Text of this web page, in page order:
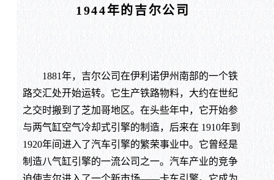
1944年的吉尔公司
1881年，吉尔公司在伊利诺伊州南部的一个铁
路交汇处开始运转。它生产铁路物料，大约在世纪
之交时搬到了芝加哥地区。在头些年中，它开始参
与两气缸空气冷却式引擎的制造，后来在 1910年到
1920年间进入了汽车引擎的繁荣事业中。它曾经是
制造八气缸引擎的一流公司之一。汽车产业的竞争